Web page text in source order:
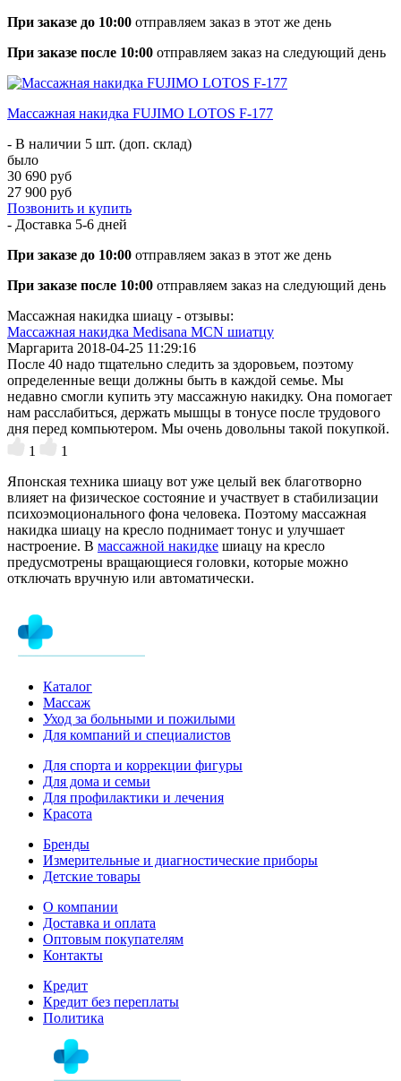
При заказе до 10:00 отправляем заказ в этот же день
При заказе после 10:00 отправляем заказ на следующий день
Массажная накидка FUJIMO LOTOS F-177
- В наличии 5 шт. (доп. склад)
было
30 690 руб
27 900 руб
Позвонить и купить
- Доставка 5-6 дней
При заказе до 10:00 отправляем заказ в этот же день
При заказе после 10:00 отправляем заказ на следующий день
Массажная накидка шиацу - отзывы:
Массажная накидка Medisana MCN шиатцу
Маргарита 2018-04-25 11:29:16
После 40 надо тщательно следить за здоровьем, поэтому
определенные вещи должны быть в каждой семье. Мы
недавно смогли купить эту массажную накидку. Она помогает
нам расслабиться, держать мышцы в тонусе после трудового
дня перед компьютером. Мы очень довольны такой покупкой.
1
1
Японская техника шиацу вот уже целый век благотворно
влияет на физическое состояние и участвует в стабилизации
психоэмоционального фона человека. Поэтому массажная
накидка шиацу на кресло поднимает тонус и улучшает
настроение. В массажной накидке шиацу на кресло
предусмотрены вращающиеся головки, которые можно
отключать вручную или автоматически.
Каталог
Массаж
Уход за больными и пожилыми
Для компаний и специалистов
Для спорта и коррекции фигуры
Для дома и семьи
Для профилактики и лечения
Красота
Бренды
Измерительные и диагностические приборы
Детские товары
О компании
Доставка и оплата
Оптовым покупателям
Контакты
Кредит
Кредит без переплаты
Политика